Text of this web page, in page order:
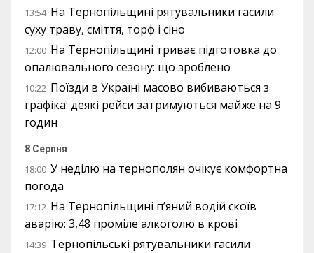
13:54 На Тернопільщині рятувальники гасили
суху траву, сміття, торф і сіно
12:00 На Тернопільщині триває підготовка до
опалювального сезону: що зроблено
10:22 Поїзди в Україні масово вибиваються з
графіка: деякі рейси затримуються майже на 9
годин
8 Серпня
18:00 У неділю на тернополян очікує комфортна
погода
17:12 На Тернопільщині п’яний водій скоїв
аварію: 3,48 проміле алкоголю в крові
14:39 Тернопільські рятувальники гасили